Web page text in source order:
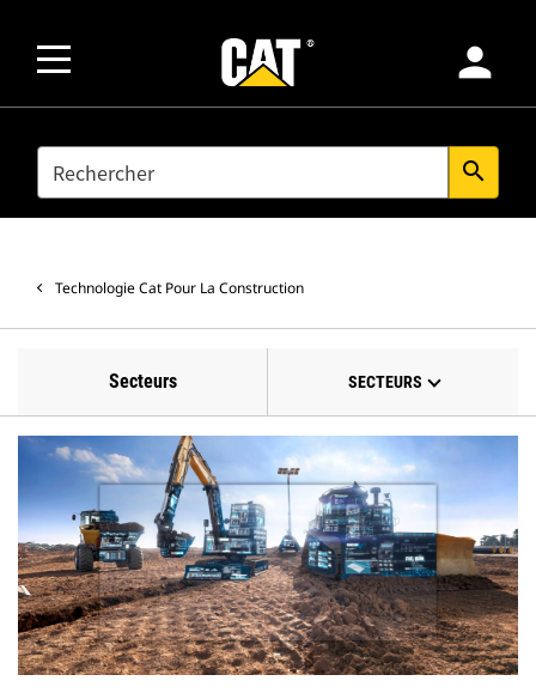
person
SEARCH search
Technologie Cat Pour La Construction
Secteurs SECTEURS